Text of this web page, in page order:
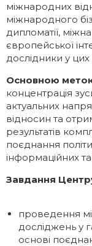
міжнародних
міжнародного
дипломатії,
європейської
дослідники у цих
Основною
концентрація
актуальних
відносин та
результатів
поєднання
інформаційних та
Завдання
проведення
досліджень у
основі
Галерея
ІМВ Hall Art
Бізнес-школа
Школа
дипломата
Громадські
Освітні
Англомовні
Заочна
Майстер-